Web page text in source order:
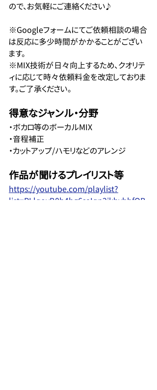
ので、お気軽にご連絡ください♪
※Googleフォームにてご依頼相談の場合
は反応に多少時間がかかることがござい
ます。
※MIX技術が日々向上するため、クオリテ
ィに応じて時々依頼料金を改定しておりま
す。ご了承ください。
得意なジャンル・分野
・ボカロ等のボーカルMIX
・音程補正
・カットアップ/ハモリなどのアレンジ
作品が聞けるプレイリスト等
https://youtube.com/playlist?
list=PLlqovB0b4hg6saIqp2ikhyhhfQB